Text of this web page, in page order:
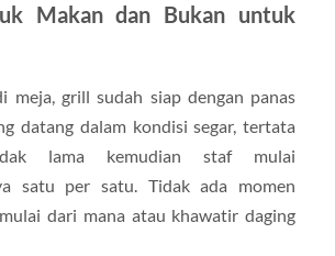
Makan dan Bukan untuk
meja, grill sudah siap dengan panas
datang dalam kondisi segar, tertata
lama kemudian staf mulai
satu per satu. Tidak ada momen
dari mana atau khawatir daging